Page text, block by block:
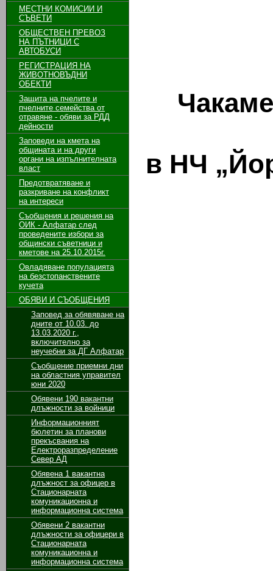
МЕСТНИ КОМИСИИ И
СЪВЕТИ
ОБЩЕСТВЕН ПРЕВОЗ
НА ПЪТНИЦИ С
АВТОБУСИ
РЕГИСТРАЦИЯ НА
ЖИВОТНОВЪДНИ
ОБЕКТИ
Защита на пчелите и
пчелните семейства от
отравяне - обяви за РДД
дейности
Заповеди на кмета на
общината и на други
органи на изпълнителната
власт
Предотвратяване и
разкриване на конфликт
на интереси
Съобщения и решения на
ОИК - Алфатар след
проведените избори за
общински съветници и
кметове на 25.10.2015г.
Овладяване популацията
на безстопанствените
кучета
ОБЯВИ И СЪОБЩЕНИЯ
Заповед за обявяване на
дните от 10.03. до
13.03.2020 г.,
включително за
неучебни за ДГ Алфатар
Съобщение приемни дни
на областния управител
юни 2020
Обявени 190 вакантни
длъжности за войници
Информационният
бюлетин за планови
прекъсвания на
Електроразпределение
Север АД
Обявенa 1 вакантнa
длъжност за офицер в
Стационарната
комуникационна и
информационна система
Обявени 2 вакантни
длъжности за офицери в
Стационарната
комуникационна и
информационна система
в НЧ